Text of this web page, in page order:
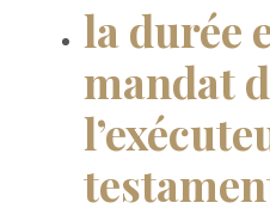
la durée
mandat